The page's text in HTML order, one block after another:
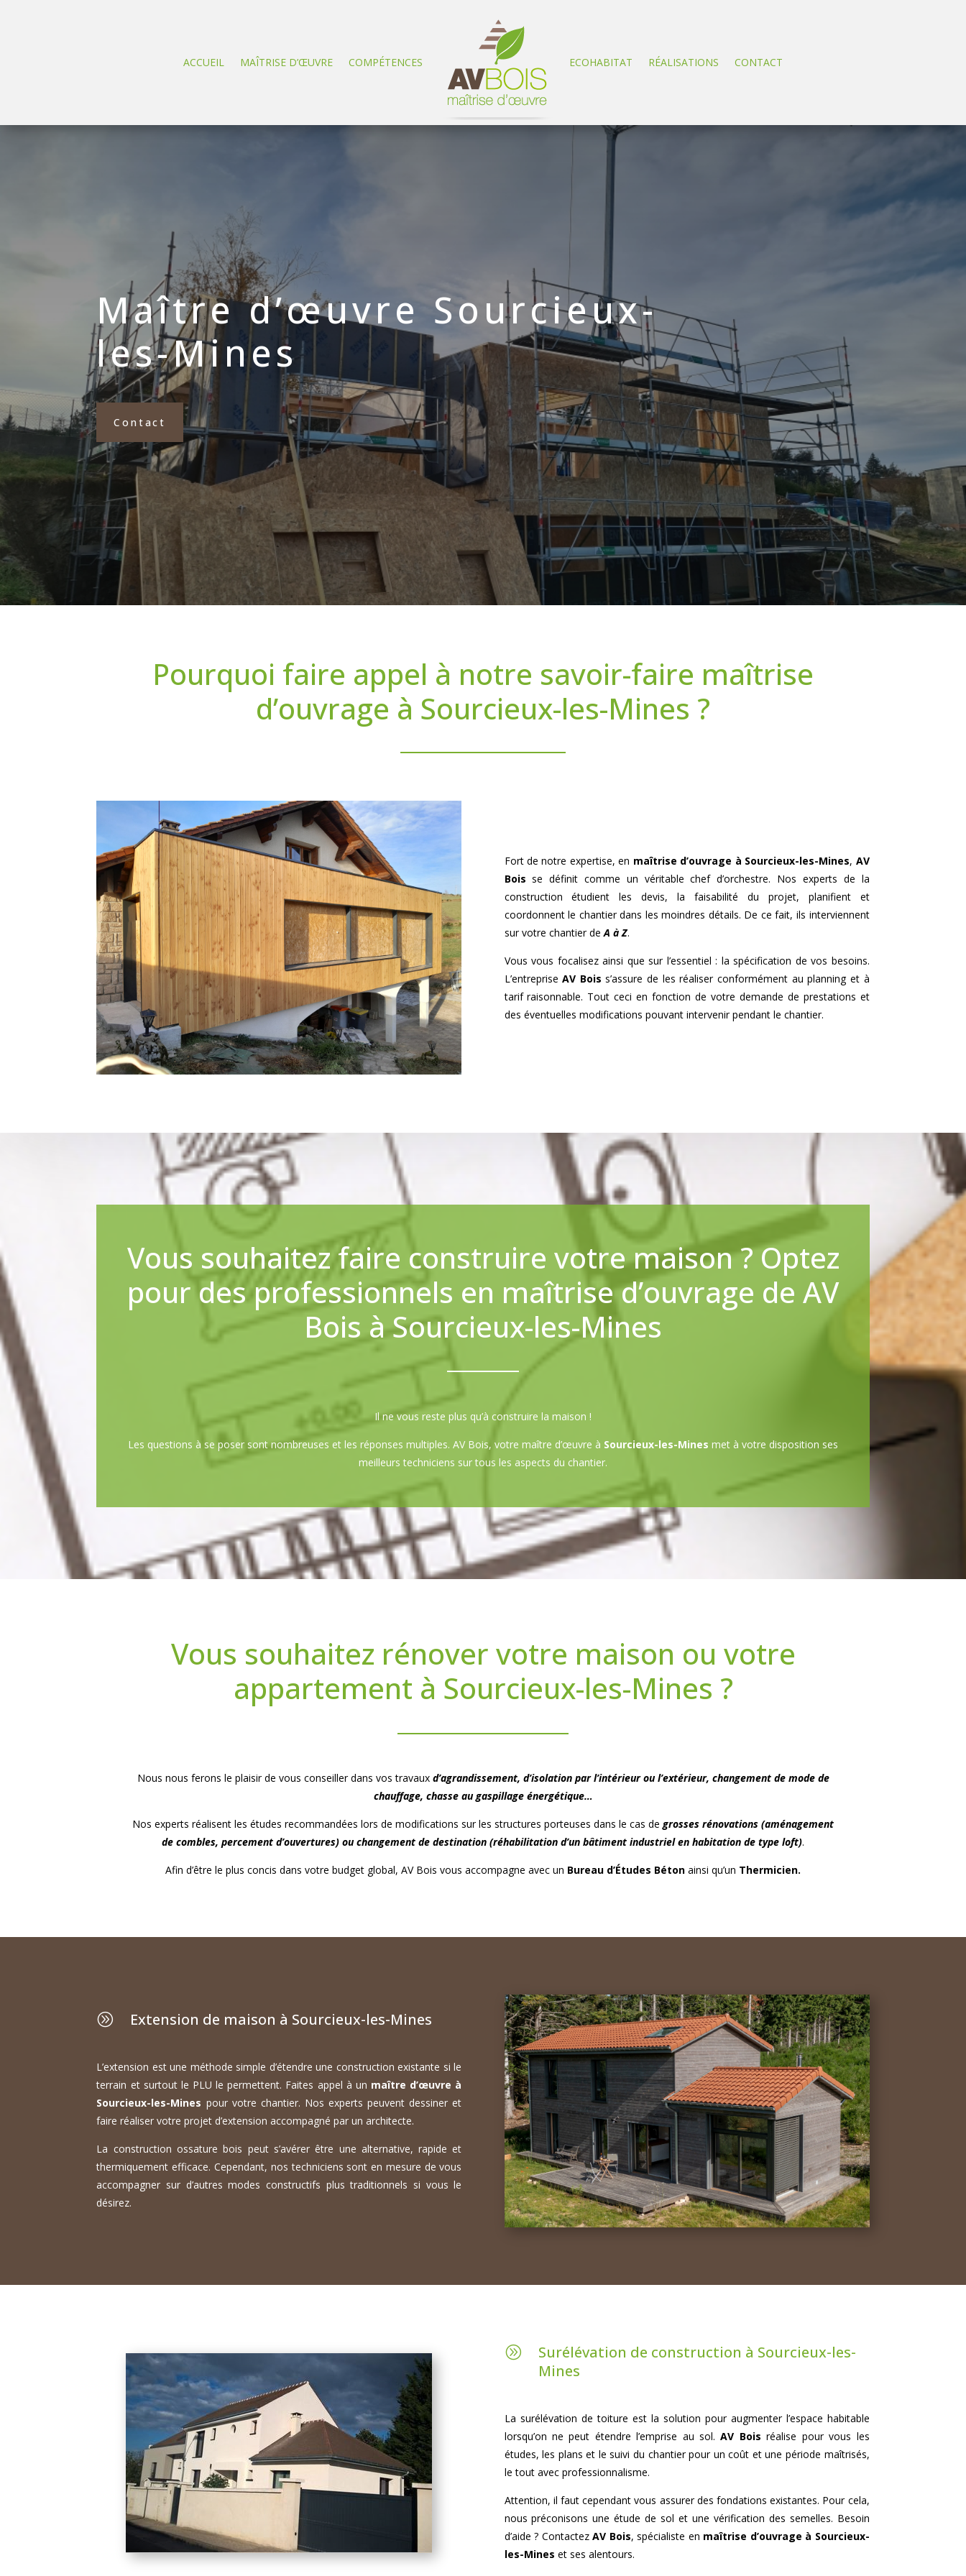
ACCUEIL MAÎTRISE D’ŒUVRE COMPÉTENCES ECOHABITAT RÉALISATIONS CONTACT
Maître d’œuvre Sourcieux-
les-Mines
Contact
Pourquoi faire appel à notre savoir-faire maîtrise
d’ouvrage à Sourcieux-les-Mines ?
Fort de notre expertise, en maîtrise d’ouvrage à Sourcieux-les-Mines, AV
Bois se définit comme un véritable chef d’orchestre. Nos experts de la
construction étudient les devis, la faisabilité du projet, planifient et
coordonnent le chantier dans les moindres détails. De ce fait, ils interviennent
sur votre chantier deA à Z.
Vous vous focalisez ainsi que sur l’essentiel : la spécification de vos besoins.
L’entrepriseAV Bois s’assure de les réaliser conformément au planning et à
tarif raisonnable. Tout ceci en fonction de votre demande de prestations et
des éventuelles modifications pouvant intervenir pendant le chantier.
Vous souhaitez faire construire votre maison ? Optez
pour des professionnels en maîtrise d’ouvrage de AV
Bois à Sourcieux-les-Mines
Il ne vous reste plus qu’à construire la maison !
Les questions à se poser sont nombreuses et les réponses multiples. AV Bois, votre maître d’œuvre à Sourcieux-les-Mines met à votre disposition ses
meilleurs techniciens sur tous les aspects du chantier.
Vous souhaitez rénover votre maison ou votre
appartement à Sourcieux-les-Mines ?
Nous nous ferons le plaisir de vous conseiller dans vos travaux d’agrandissement, d’isolation par l’intérieur ou l’extérieur, changement de mode de
chauffage, chasse au gaspillage énergétique…
Nos experts réalisent les études recommandées lors de modifications sur les structures porteuses dans le cas degrosses rénovations (aménagement
de combles, percement d’ouvertures) ou changement de destination (réhabilitation d’un bâtiment industriel en habitation de type loft).
Afin d’être le plus concis dans votre budget global, AV Bois vous accompagne avec un Bureau d’Études Béton ainsi qu’un Thermicien.
A Extension de maison à Sourcieux-les-Mines
L’extension est une méthode simple d’étendre une construction existante si le
terrain et surtout le PLU le permettent. Faites appel à un maître d’œuvre à
Sourcieux-les-Mines pour votre chantier. Nos experts peuvent dessiner et
faire réaliser votre projet d’extension accompagné par un architecte.
La construction ossature bois peut s’avérer être une alternative, rapide et
thermiquement efficace. Cependant, nos techniciens sont en mesure de vous
accompagner sur d’autres modes constructifs plus traditionnels si vous le
désirez.
A
Surélévation de construction à Sourcieux-les-
Mines
La surélévation de toiture est la solution pour augmenter l’espace habitable
lorsqu’on ne peut étendre l’emprise au sol.AV Bois réalise pour vous les
études, les plans et le suivi du chantier pour un coût et une période maîtrisés,
le tout avec professionnalisme.
Attention, il faut cependant vous assurer des fondations existantes. Pour cela,
nous préconisons une étude de sol et une vérification des semelles. Besoin
d’aide ? ContactezAV Bois, spécialiste en maîtrise d’ouvrage à Sourcieux-
les-Mines et ses alentours.